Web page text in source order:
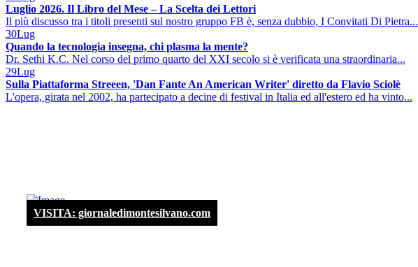
Luglio 2026. Il Libro del Mese – La Scelta dei Lettori
Il più discusso tra i titoli presenti sul nostro gruppo FB è, senza dubbio, I Convitati Di Pietra...
30Lug
Quando la tecnologia insegna, chi plasma la mente?
Dr. Sethi K.C. Nel corso del primo quarto del XXI secolo si è verificata una straordinaria...
29Lug
Sulla Piattaforma Streeen, 'Dan Fante An American Writer' diretto da Flavio Sciolè
L'opera, girata nel 2002, ha partecipato a decine di festival in Italia ed all'estero ed ha vinto...
VISITA: giornaledimontesilvano.com